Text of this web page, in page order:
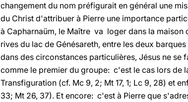
changement du nom préfigurait en général une
du Christ d'attribuer à Pierre une importance
à Capharnaüm, le Maître va loger dans la maison
rives du lac de Génésareth, entre les deux
dans des circonstances particulières, Jésus ne
comme le premier du groupe: c'est le cas lors de
Transfiguration (cf. Mc 9, 2; Mt 17, 1; Lc 9, 28) et
33; Mt 26, 37). Et encore: c'est à Pierre que